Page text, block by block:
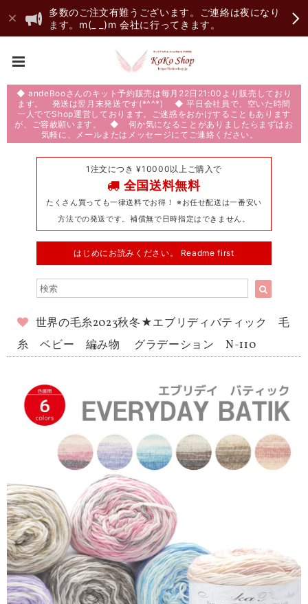
多数のご注文有難うございます。ご連絡は夜になり
ます。m(_ _)m 会社に行ってきます。
◆ andeBooさんのキット予約販売は毎月22日21:00より販売しており
ます。 発送は翌月末発送です(*^^*) ◆ 平日会社員で、空いた時間
一人ででShop運営しております。ご迷惑をおかけすることもあります
が、ご容赦願います。 ◆ 何か気になることがありましたらまずはお
気軽に、メールまたはメッセージにてご連絡ください。
1注文につき ¥10000以上ご購入で
全国送料無料
たくさん買っても一律送料でお得！ ※お任せ配送は一番安い
方法での発送です。補償無で日時指定はできません。
はじめにお読みください。 Readme first
世界の毛糸2023秋冬★エブリディバティック 毛
糸 ベビー 編み物 グラデーション N-110